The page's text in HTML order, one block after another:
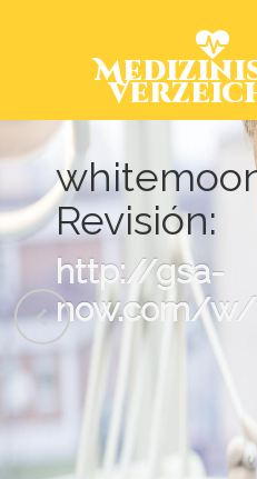
Revisión:
http://gsa-
now.com/w/